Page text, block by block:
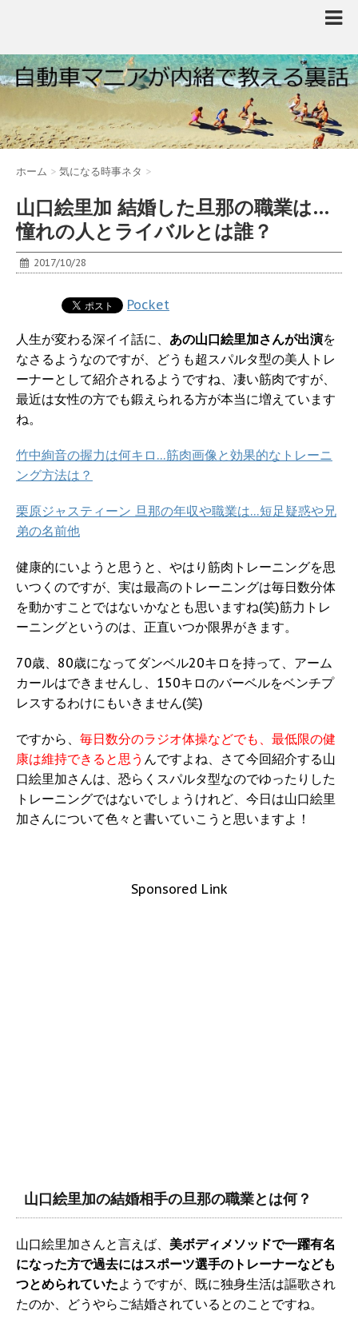
ホーム > 気になる時事ネタ >
山口絵里加 結婚した旦那の職業は…
憧れの人とライバルとは誰？
2017/10/28
Pocket
人生が変わる深イイ話に、 あの山口絵里加さんが出演を
なさるようなのですが、どうも超スパルタ型の美人トレ
ーナーとして紹介されるようですね、凄い筋肉ですが、
最近は女性の方でも鍛えられる方が本当に増えています
ね。
竹中絢音の握力は何キロ…筋肉画像と効果的なトレーニ
ング方法は？
栗原ジャスティーン 旦那の年収や職業は…短足疑惑や兄
弟の名前他
健康的にいようと思うと、やはり筋肉トレーニングを思
いつくのですが、実は最高のトレーニングは毎日数分体
を動かすことではないかなとも思いますね(笑)筋力トレ
ーニングというのは、正直いつか限界がきます。
70歳、80歳になってダンベル20キロを持って、アーム
カールはできませんし、150キロのバーベルをベンチプ
レスするわけにもいきません(笑)
ですから、 毎日数分のラジオ体操などでも、最低限の健
康は維持できると思う んですよね、さて今回紹介する山
口絵里加さんは、恐らくスパルタ型なのでゆったりした
トレーニングではないでしょうけれど、今日は山口絵里
加さんについて色々と書いていこうと思いますよ！
Sponsored Link
山口絵里加の結婚相手の旦那の職業とは何？
山口絵里加さんと言えば、 美ボディメソッドで一躍有名
になった方で過去にはスポーツ選手のトレーナーなども
つとめられていたようですが、既に独身生活は謳歌され
たのか、どうやらご結婚されているとのことですね。